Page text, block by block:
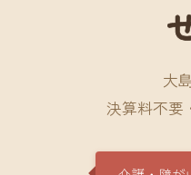
大
決算料不要